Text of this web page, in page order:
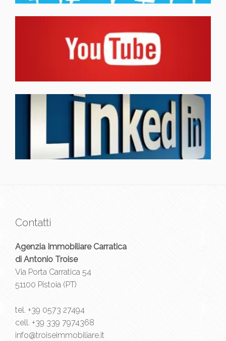
Contatti
Agenzia Immobiliare Carratica
di Antonio Troise
Via Porta Carratica 54
51100 Pistoia (PT)
tel. +39 0573 27494
cell. +39 339 7974368
info@troiseimmobiliare.it